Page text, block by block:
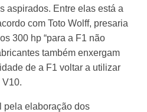
aspirados. Entre elas está a
com Toto Wolff, presaria
300 hp “para a F1 não
também enxergam
de a F1 voltar a utilizar
V10.
pela elaboração dos